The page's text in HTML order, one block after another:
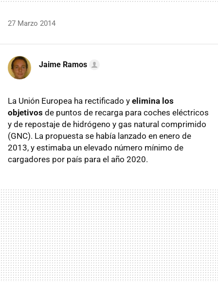
27 Marzo 2014
Jaime Ramos
La Unión Europea ha rectificado y elimina los
objetivos de puntos de recarga para coches eléctricos
y de repostaje de hidrógeno y gas natural comprimido
(GNC). La propuesta se había lanzado en enero de
2013, y estimaba un elevado número mínimo de
cargadores por país para el año 2020.